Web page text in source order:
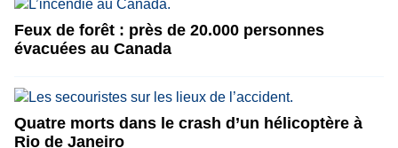
Feux de forêt : près de 20.000 personnes
évacuées au Canada
Quatre morts dans le crash d’un hélicoptère à
Rio de Janeiro